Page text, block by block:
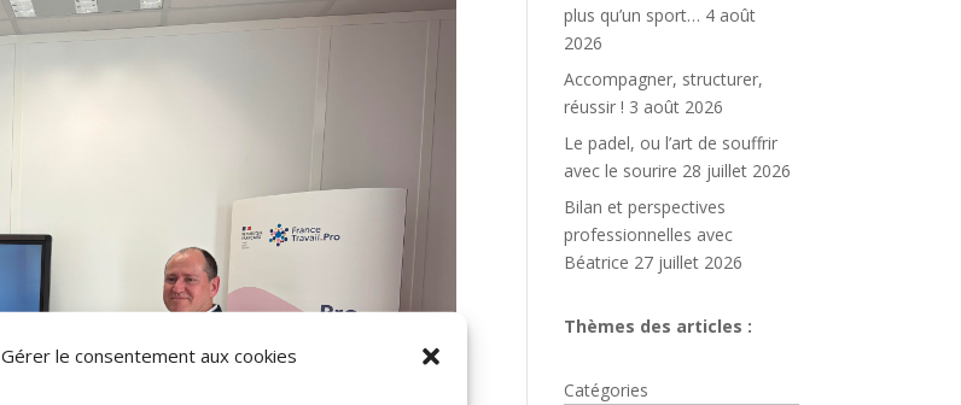
Gérer le consentement aux cookies
plus qu’un sport… 4 août
2026
Accompagner, structurer,
réussir ! 3 août 2026
Le padel, ou l’art de souffrir
avec le sourire 28 juillet 2026
Bilan et perspectives
professionnelles avec
Béatrice 27 juillet 2026
Thèmes des articles :
Catégories